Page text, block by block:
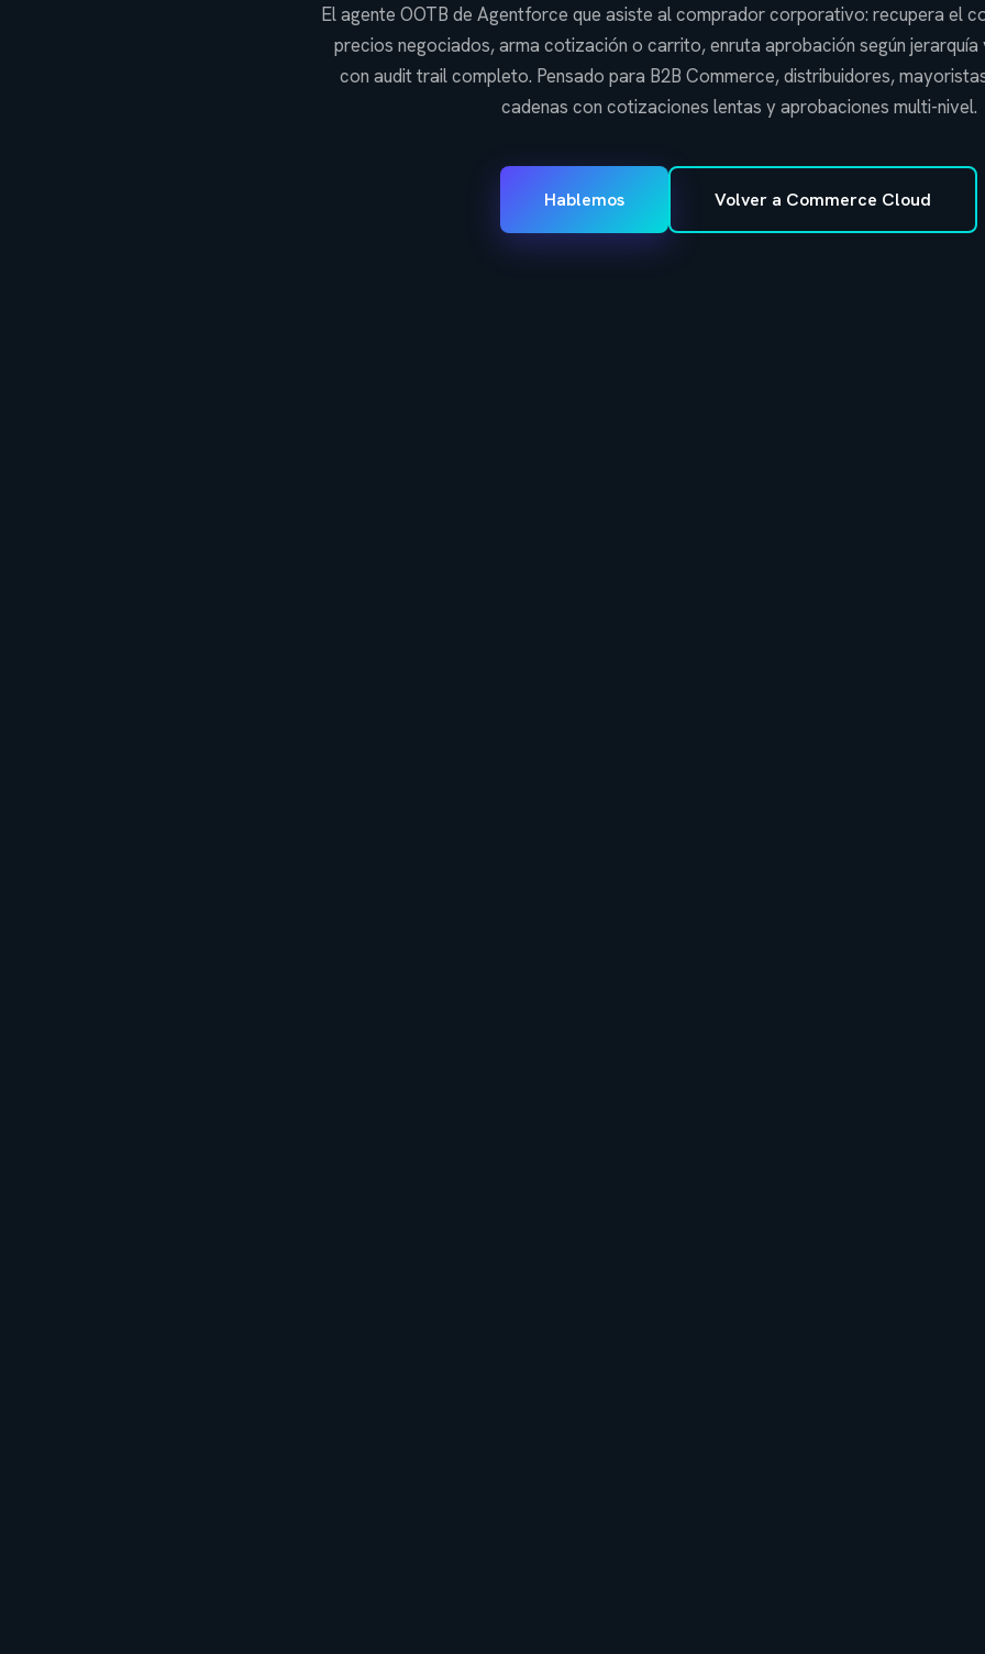
El agente OOTB de Agentforce que asiste al comprador corporativo: recupera el
precios negociados, arma cotización o carrito, enruta aprobación según jerarquía
con audit trail completo. Pensado para B2B Commerce, distribuidores,
cadenas con cotizaciones lentas y aprobaciones multi-nivel.
Hablemos Volver a Commerce Cloud